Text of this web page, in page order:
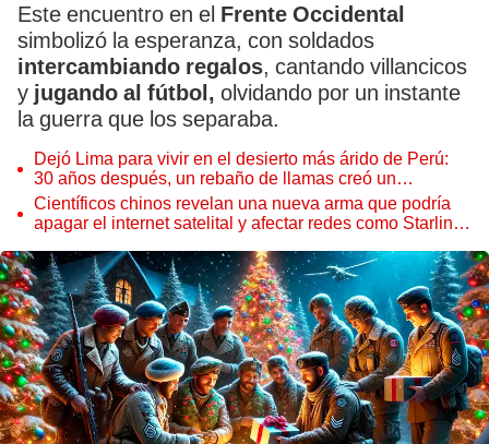
Este encuentro en el Frente Occidental
simbolizó la esperanza, con soldados
intercambiando regalos, cantando villancicos
y jugando al fútbol, olvidando por un instante
la guerra que los separaba.
Dejó Lima para vivir en el desierto más árido de Perú:
30 años después, un rebaño de llamas creó un
sorprendente ecosistema
Científicos chinos revelan una nueva arma que podría
apagar el internet satelital y afectar redes como Starlink